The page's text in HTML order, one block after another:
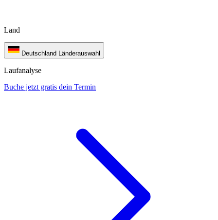
Land
Deutschland Länderauswahl
Laufanalyse
Buche jetzt gratis dein Termin